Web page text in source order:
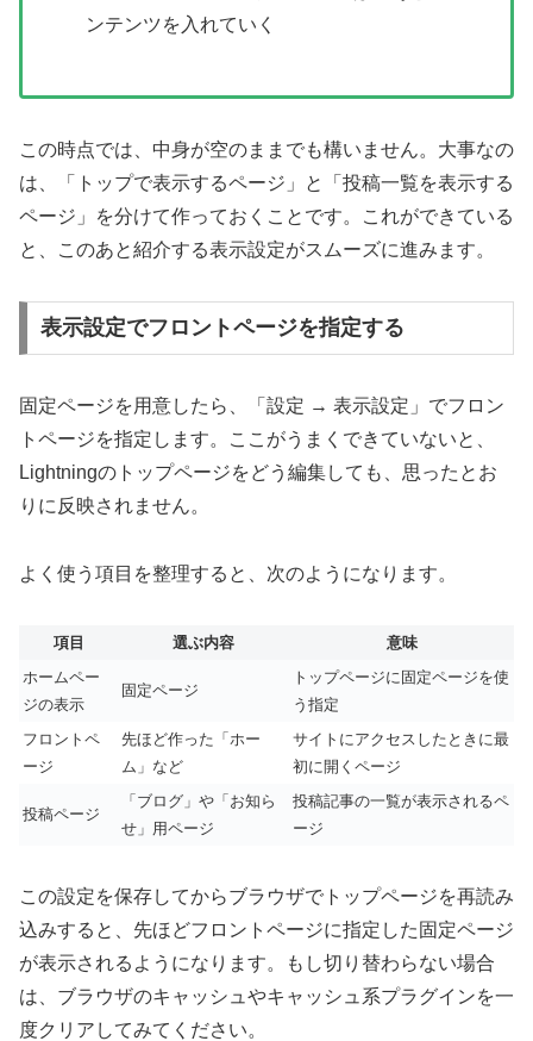
ンテンツを入れていく
この時点では、中身が空のままでも構いません。大事なの
は、「トップで表示するページ」と「投稿一覧を表示する
ページ」を分けて作っておくことです。これができている
と、このあと紹介する表示設定がスムーズに進みます。
表示設定でフロントページを指定する
固定ページを用意したら、「設定 → 表示設定」でフロン
トページを指定します。ここがうまくできていないと、
Lightningのトップページをどう編集しても、思ったとお
りに反映されません。
よく使う項目を整理すると、次のようになります。
項目 選ぶ内容
意味
ホームペー
ジの表示
固定ページ
トップページに固定ページを使
う指定
フロントペ
ージ
先ほど作った「ホー
ム」など
サイトにアクセスしたときに最
初に開くページ
投稿ページ
「ブログ」や「お知ら
せ」用ページ
投稿記事の一覧が表示されるペ
ージ
この設定を保存してからブラウザでトップページを再読み
込みすると、先ほどフロントページに指定した固定ページ
が表示されるようになります。もし切り替わらない場合
は、ブラウザのキャッシュやキャッシュ系プラグインを一
度クリアしてみてください。